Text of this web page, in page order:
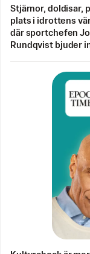
Stjärnor, doldisar,
plats i idrottens
där sportchefen
Rundqvist bjuder